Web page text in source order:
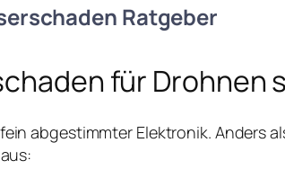
Ratgeber
für Drohnen
abgestimmter Elektronik. Anders